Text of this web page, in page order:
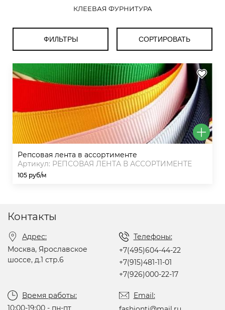
КЛЕЕВАЯ ФУРНИТУРА
ФИЛЬТРЫ СОРТИРОВАТЬ
репсовая лента в ассортименте
Артикул: РЕПСОВАЯ ЛЕНТА В АССОРТИМЕНТЕ
105 руб/м
Контакты
Адрес:
Москва, Ярославское
шоссе, д.1 стр.6
Телефоны:
+7(495)604-44-22
+7(915)481-11-01
+7(926)000-22-17
Время работы:
Email: